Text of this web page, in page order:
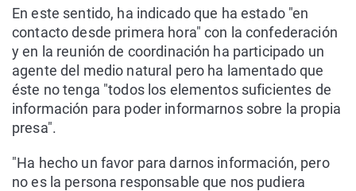
En este sentido, ha indicado que ha estado "en
contacto desde primera hora" con la confederación
y en la reunión de coordinación ha participado un
agente del medio natural pero ha lamentado que
éste no tenga "todos los elementos suficientes de
información para poder informarnos sobre la propia
presa".
"Ha hecho un favor para darnos información, pero
no es la persona responsable que nos pudiera